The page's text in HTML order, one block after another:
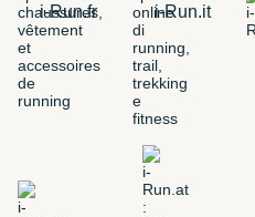
i-Run.fr i-Run.it